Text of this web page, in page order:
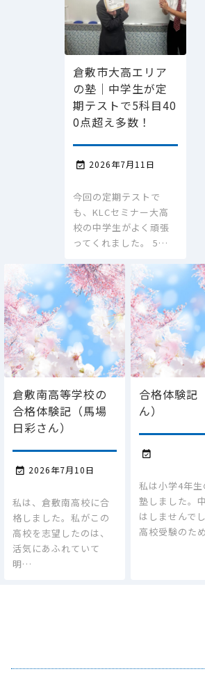
倉敷市大高エリア
の塾｜中学生が定
期テストで5科目40
0点超え多数！
 2026年7月11日
今回の定期テストで
も、KLCセミナー大高
校の中学生がよく頑張
ってくれました。 5…
倉敷南高等学校の
合格体験記（馬場
日彩さん）
 2026年7月10日
私は、倉敷南高校に合
格しました。私がこの
高校を志望したのは、
活気にあふれていて
明…
合格体験記
ん）

私は小学4年生
塾しました。
はしませんでし
高校受験のた